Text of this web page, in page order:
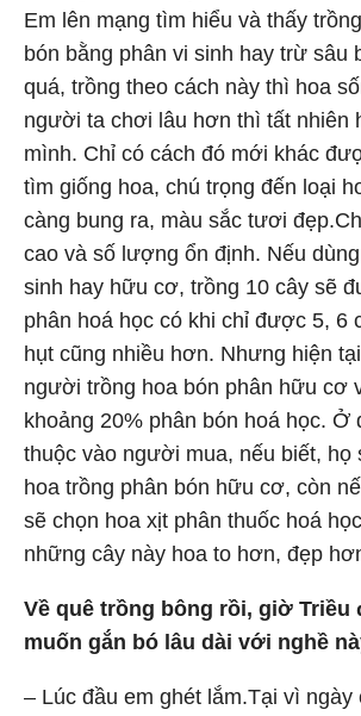
Em lên mạng tìm hiểu và thấy
bón bằng phân vi sinh hay trừ sâu
quá, trồng theo cách này thì hoa
người ta chơi lâu hơn thì tất nhiên
mình. Chỉ có cách đó mới khác
tìm giống hoa, chú trọng đến loại
càng bung ra, màu sắc tươi
cao và số lượng ổn định. Nếu
sinh hay hữu cơ, trồng 10 cây sẽ
phân hoá học có khi chỉ được 5, 6
hụt cũng nhiều hơn. Nhưng hiện
người trồng hoa bón phân hữu cơ
khoảng 20% phân bón hoá học. Ở
thuộc vào người mua, nếu biết, họ
hoa trồng phân bón hữu cơ, còn
sẽ chọn hoa xịt phân thuốc hoá
những cây này hoa to hơn, đẹp
Về quê trồng bông rồi, giờ Triều
muốn gắn bó lâu dài với nghề
– Lúc đầu em ghét lắm.Tại vì ngày